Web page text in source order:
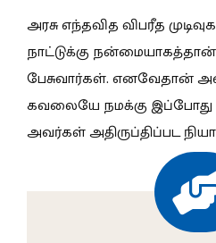
அரசு எந்தவித விபரீத
நாட்டுக்கு நன்மையாகத்தான்
பேசுவார்கள். எனவேதான்
கவலையே நமக்கு இப்போது
அவர்கள் அதிருப்திப்பட